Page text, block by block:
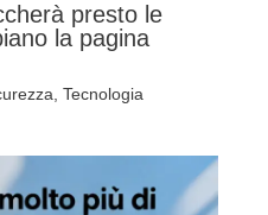
presto le
la pagina
Tecnologia